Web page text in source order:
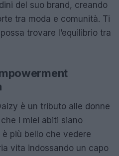
del suo brand, creando
tra moda e comunità. Ti
trovare l’equilibrio tra
è un tributo alle donne
i miei abiti siano
più bello che vedere
vita indossando un capo